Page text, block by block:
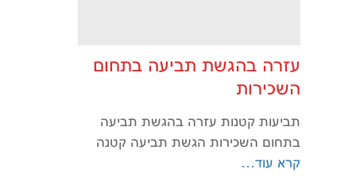
עזרה בהגשת תביעה בתחום
השכירות
תביעות קטנות עזרה בהגשת תביעה
בתחום השכירות הגשת תביעה קטנה
קרא עוד…